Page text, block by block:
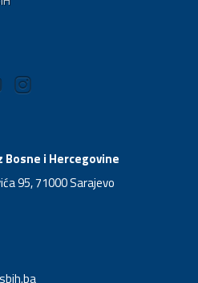
i Hercegovine
95, 71000 Sarajevo